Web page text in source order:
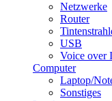
Netzwerke
Router
USB
Voice over
Computer
Laptop/
Sonstiges